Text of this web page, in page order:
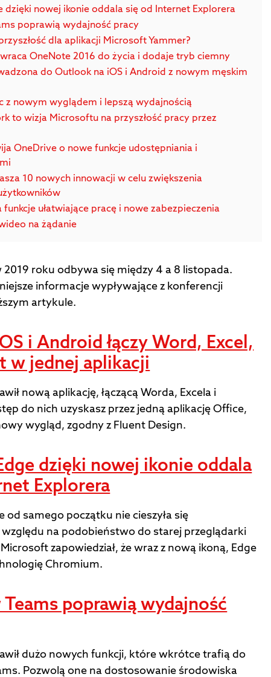
dzięki nowej ikonie oddala się od Internet Explorera
poprawią wydajność pracy
dla aplikacji Microsoft Yammer?
OneNote 2016 do życia i dodaje tryb ciemny
do Outlook na iOS i Android z nowym męskim
z nowym wyglądem i lepszą wydajnością
to wizja Microsoftu na przyszłość pracy przez
OneDrive o nowe funkcje udostępniania i
10 nowych innowacji w celu zwiększenia
funkcje ułatwiające pracę i nowe zabezpieczenia
na żądanie
2019 roku odbywa się między 4 a 8 listopada.
informacje wypływające z konferencji
artykule.
i Android łączy Word, Excel,
w jednej aplikacji
nową aplikację, łączącą Worda, Excela i
do nich uzyskasz przez jedną aplikację Office,
wygląd, zgodny z Fluent Design.
dzięki nowej ikonie oddala
Explorera
od samego początku nie cieszyła się
na podobieństwo do starej przeglądarki
zapowiedział, że wraz z nową ikoną, Edge
Chromium.
poprawią wydajność
dużo nowych funkcji, które wkrótce trafią do
Pozwolą one na dostosowanie środowiska